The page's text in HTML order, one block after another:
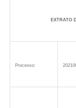
EXTRATO
Processo: